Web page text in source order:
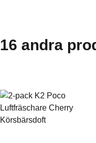
16 andra